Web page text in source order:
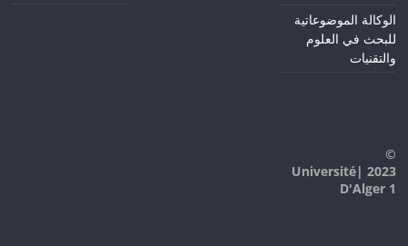
الوكالة الموضوعاتية
للبحث في العلوم
والتقنيات
©
2023 |Université
D'Alger 1